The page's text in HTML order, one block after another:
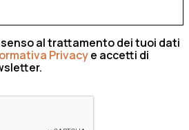
al trattamento dei tuoi dati
Privacye accetti di